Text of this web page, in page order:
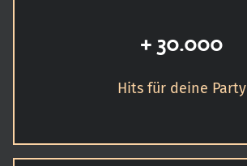
+ 30.000
Hits für deine Party